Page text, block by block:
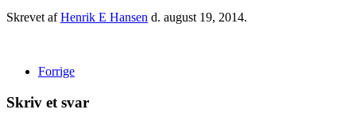
Skrevet afHenrik E Hansen d. august 19, 2014.
Forrige
Skriv et svar